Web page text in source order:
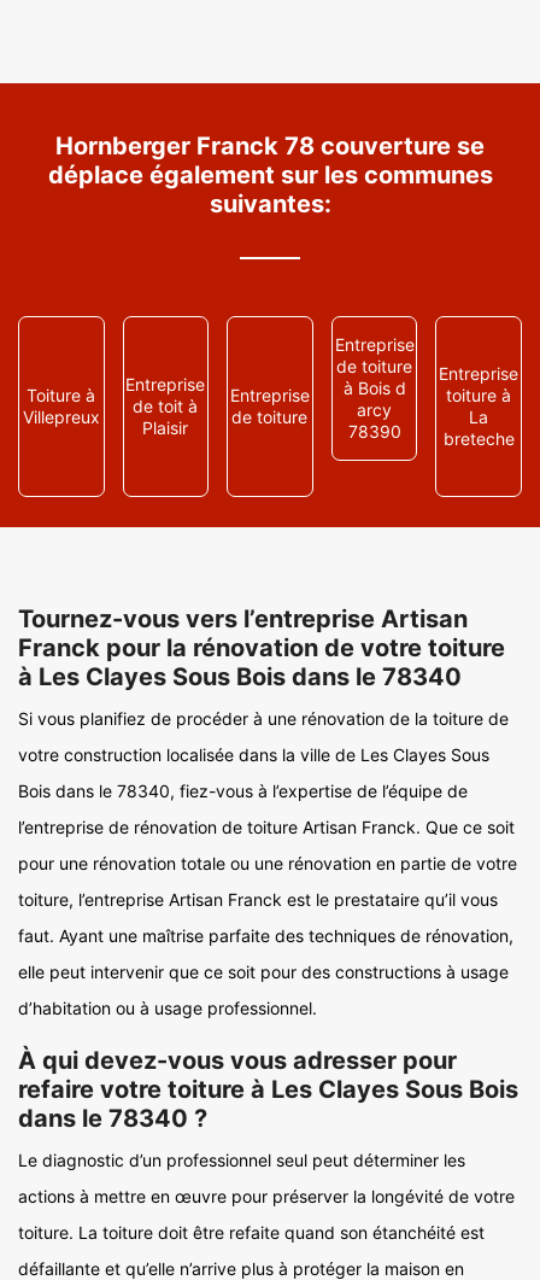
Hornberger Franck 78 couverture se
déplace également sur les communes
suivantes:
Toiture à
Villepreux
Entreprise
de toit à
Plaisir
Entreprise
de toiture
Entreprise
de toiture
à Bois d
arcy
78390
Entreprise
toiture à
La
breteche
Tournez-vous vers l’entreprise Artisan
Franck pour la rénovation de votre toiture
à Les Clayes Sous Bois dans le 78340
Si vous planifiez de procéder à une rénovation de la toiture de
votre construction localisée dans la ville de Les Clayes Sous
Bois dans le 78340, fiez-vous à l’expertise de l’équipe de
l’entreprise de rénovation de toiture Artisan Franck. Que ce soit
pour une rénovation totale ou une rénovation en partie de votre
toiture, l’entreprise Artisan Franck est le prestataire qu’il vous
faut. Ayant une maîtrise parfaite des techniques de rénovation,
elle peut intervenir que ce soit pour des constructions à usage
d’habitation ou à usage professionnel.
À qui devez-vous vous adresser pour
refaire votre toiture à Les Clayes Sous Bois
dans le 78340 ?
Le diagnostic d’un professionnel seul peut déterminer les
actions à mettre en œuvre pour préserver la longévité de votre
toiture. La toiture doit être refaite quand son étanchéité est
défaillante et qu’elle n’arrive plus à protéger la maison en